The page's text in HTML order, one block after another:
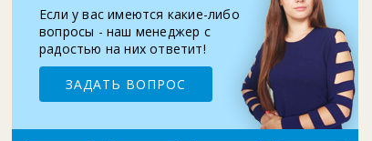
1
Тернопольская обл.
4
Харьковская обл.
Херсонская обл.
Хмельницкая обл.
2
Если у вас имеются какие-либо
вопросы - наш менеджер с
радостью на них ответит!
ЗАДАТЬ ВОПРОС